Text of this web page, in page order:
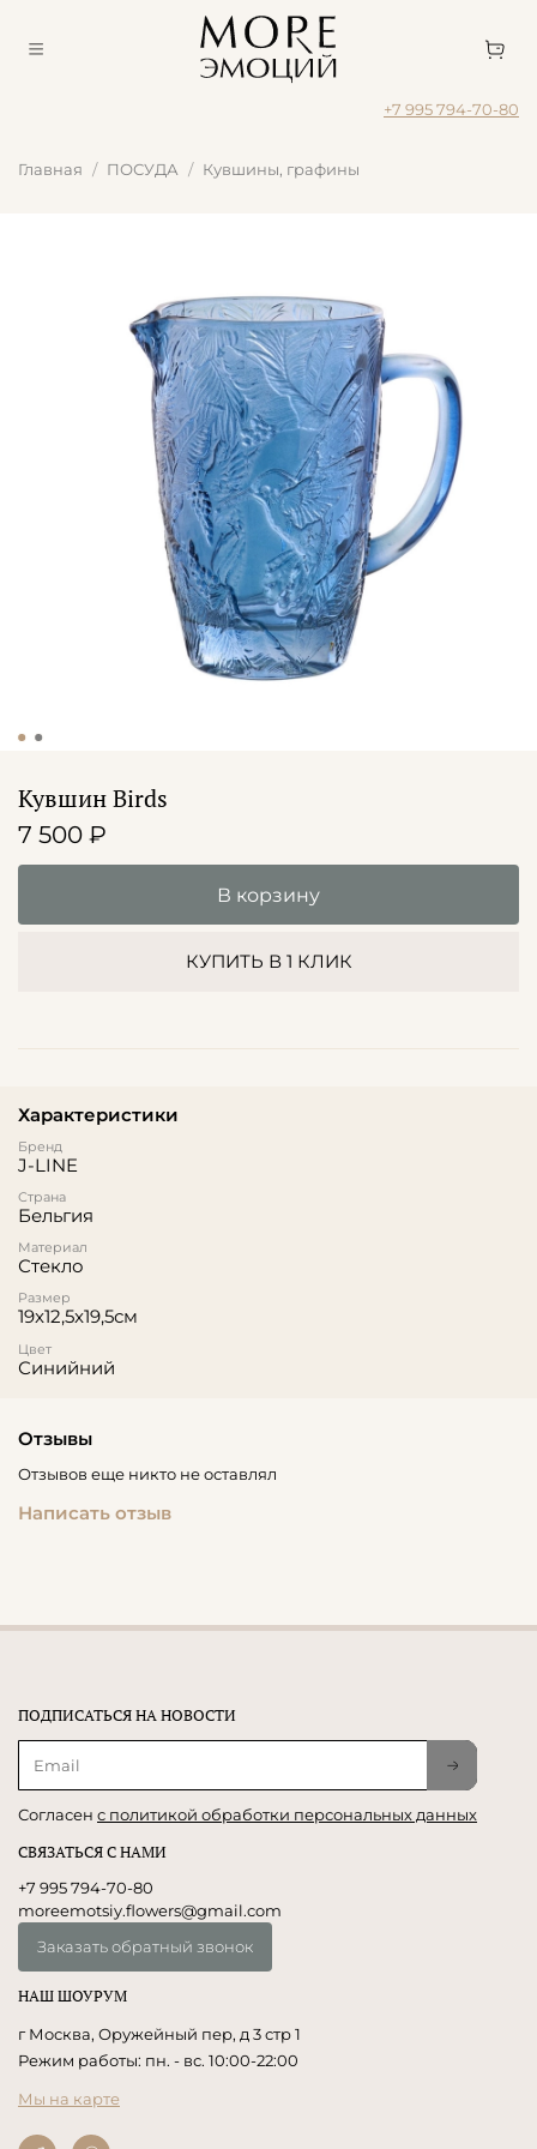
+7 995 794-70-80
Главная ПОСУДА Кувшины, графины
Кувшин Birds
7 500 ₽
В корзину
КУПИТЬ В 1 КЛИК
Характеристики
Бренд
J-LINE
Страна
Бельгия
Материал
Стекло
Размер
19x12,5x19,5см
Цвет
Синийний
Отзывы
Отзывов еще никто не оставлял
Написать отзыв
ПОДПИСАТЬСЯ НА НОВОСТИ
Согласен с политикой обработки персональных данных
СВЯЗАТЬСЯ С НАМИ
+7 995 794-70-80
moreemotsiy.flowers@gmail.com
Заказать обратный звонок
НАШ ШОУРУМ
г Москва, Оружейный пер, д 3 стр 1
Режим работы: пн. - вс. 10:00-22:00
Мы на карте